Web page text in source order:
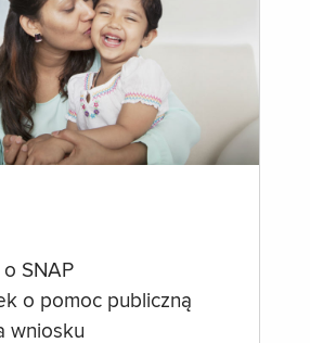
SNAP
o pomoc publiczną
wniosku